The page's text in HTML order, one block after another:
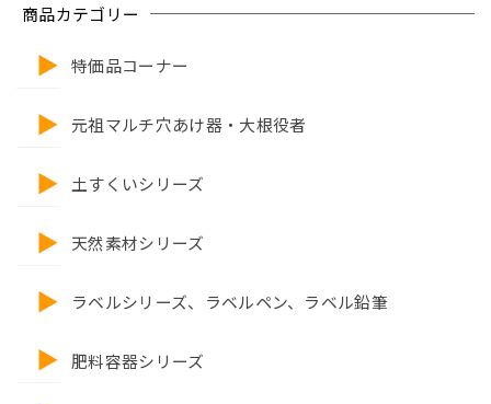
商品カテゴリー
特価品コーナー
元祖マルチ穴あけ器・大根役者
土すくいシリーズ
天然素材シリーズ
ラベルシリーズ、ラベルペン、ラベル鉛筆
肥料容器シリーズ